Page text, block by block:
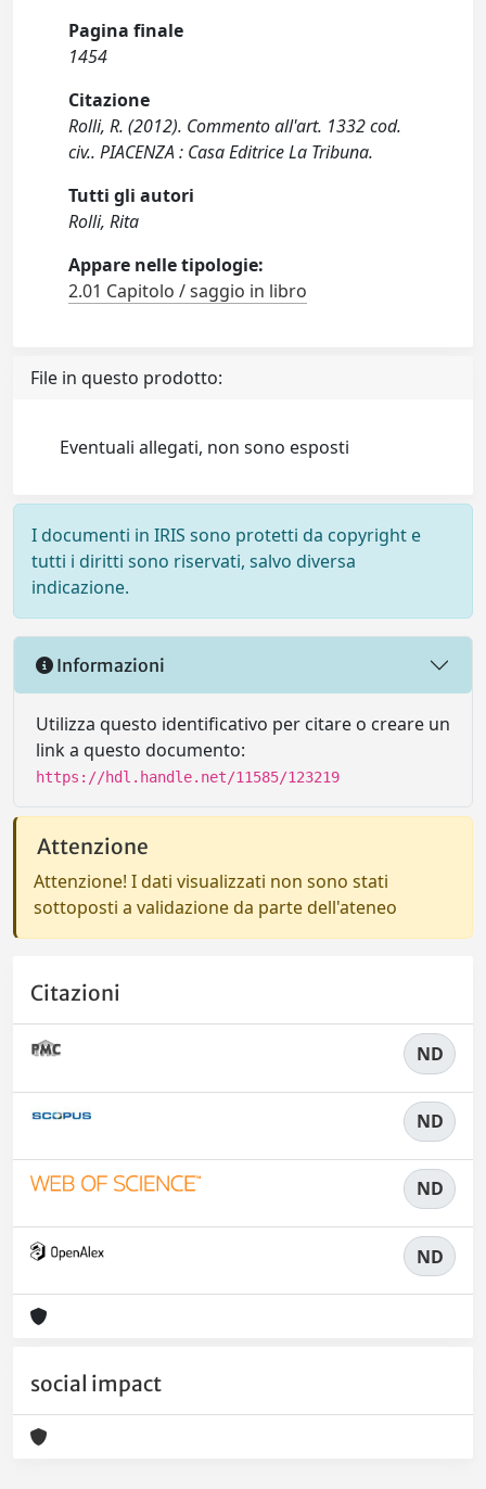
Pagina finale
1454
Citazione
Rolli, R. (2012). Commento all'art. 1332 cod.
civ.. PIACENZA : Casa Editrice La Tribuna.
Tutti gli autori
Rolli, Rita
Appare nelle tipologie:
2.01 Capitolo / saggio in libro
File in questo prodotto:
Eventuali allegati, non sono esposti
I documenti in IRIS sono protetti da copyright e
tutti i diritti sono riservati, salvo diversa
indicazione.
Informazioni
Utilizza questo identificativo per citare o creare un
link a questo documento:
https://hdl.handle.net/11585/123219
Attenzione
Attenzione! I dati visualizzati non sono stati
sottoposti a validazione da parte dell'ateneo
Citazioni
ND
ND
ND
ND
social impact